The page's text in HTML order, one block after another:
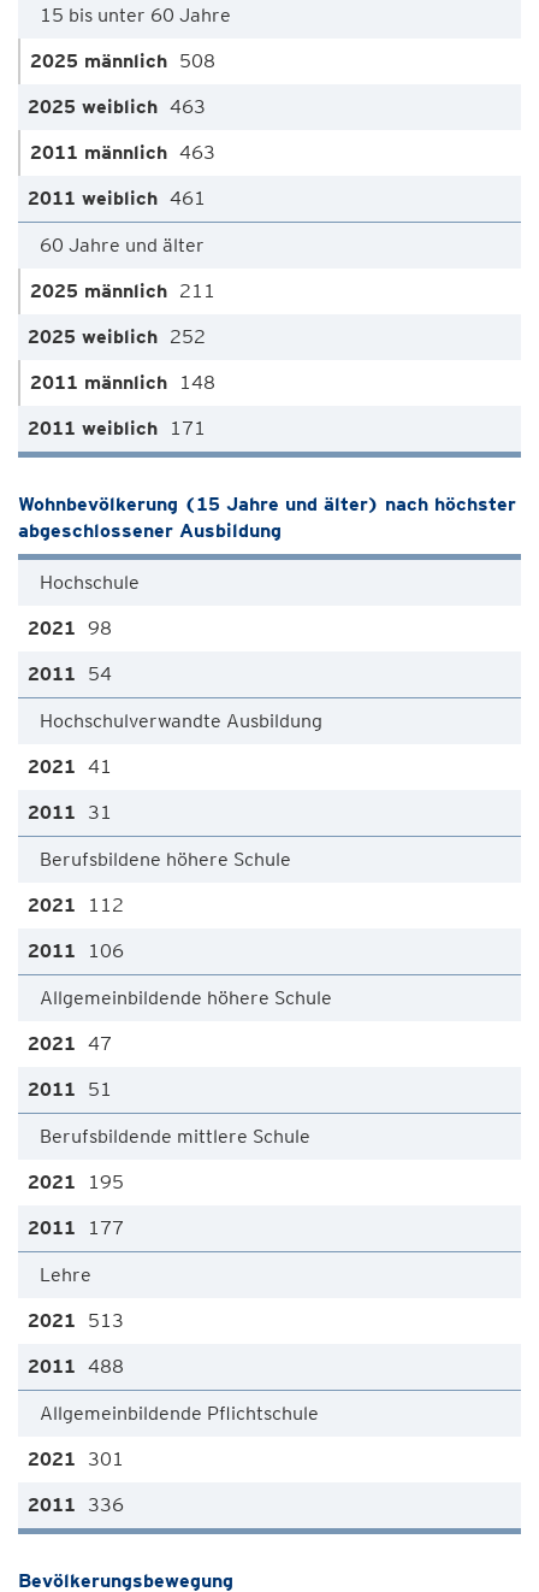
15 bis unter 60 Jahre
508
463
463
461
60 Jahre und älter
211
252
148
171
Wohnbevölkerung (15 Jahre und älter) nach höchster
abgeschlossener Ausbildung
Hochschule
98
54
Hochschulverwandte Ausbildung
41
31
Berufsbildene höhere Schule
112
106
Allgemeinbildende höhere Schule
47
51
Berufsbildende mittlere Schule
195
177
Lehre
513
488
Allgemeinbildende Pflichtschule
301
336
Bevölkerungsbewegung